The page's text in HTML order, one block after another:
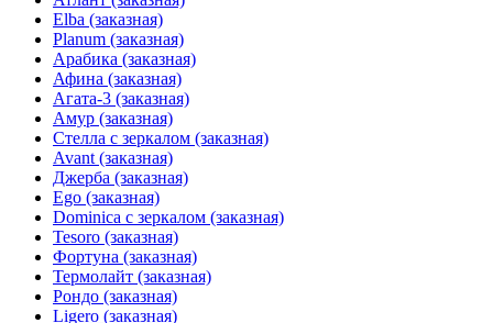
Elba (заказная)
Planum (заказная)
Арабика (заказная)
Афина (заказная)
Агата-3 (заказная)
Амур (заказная)
Стелла с зеркалом (заказная)
Avant (заказная)
Джерба (заказная)
Ego (заказная)
Dominica с зеркалом (заказная)
Tesoro (заказная)
Фортуна (заказная)
Термолайт (заказная)
Рондо (заказная)
Ligero (заказная)